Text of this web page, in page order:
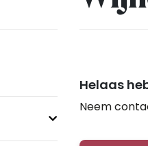
Helaas
Neem